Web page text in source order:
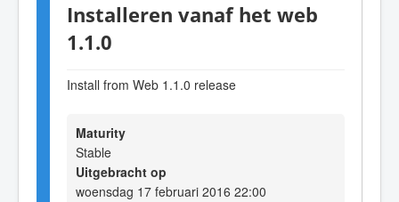
Installeren vanaf het web
1.1.0
Install from Web 1.1.0 release
Maturity
Stable
Uitgebracht op
woensdag 17 februari 2016 22:00